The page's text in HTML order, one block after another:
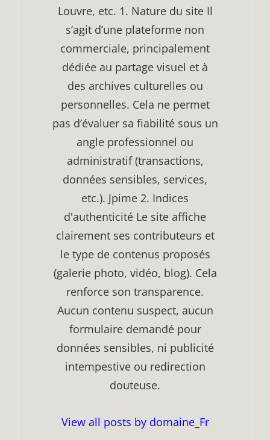
Louvre, etc. 1. Nature du site Il
s’agit d’une plateforme non
commerciale, principalement
dédiée au partage visuel et à
des archives culturelles ou
personnelles. Cela ne permet
pas d’évaluer sa fiabilité sous un
angle professionnel ou
administratif (transactions,
données sensibles, services,
etc.). Jpime 2. Indices
d'authenticité Le site affiche
clairement ses contributeurs et
le type de contenus proposés
(galerie photo, vidéo, blog). Cela
renforce son transparence.
Aucun contenu suspect, aucun
formulaire demandé pour
données sensibles, ni publicité
intempestive ou redirection
douteuse.
View all posts by domaine_Fr